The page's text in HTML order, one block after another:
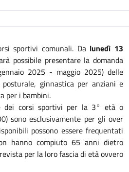
sportivi comunali. Da lunedì 13
possibile presentare la domanda
2025 - maggio 2025) delle
ginnastica per anziani e
per i bambini.
dei corsi sportivi per la 3° età o
sono esclusivamente per gli over
possono essere frequentati
hanno compiuto 65 anni dietro
per la loro fascia di età ovvero